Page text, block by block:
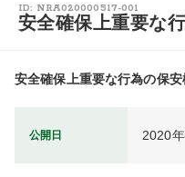
ID: NRA020000517-001
安全確保上重要な
安全確保上重要な行為の保
公開日 2020